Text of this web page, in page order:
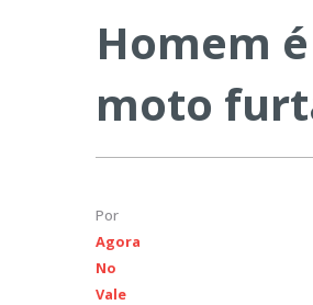
Homem
moto
Por
Agora
No
Vale